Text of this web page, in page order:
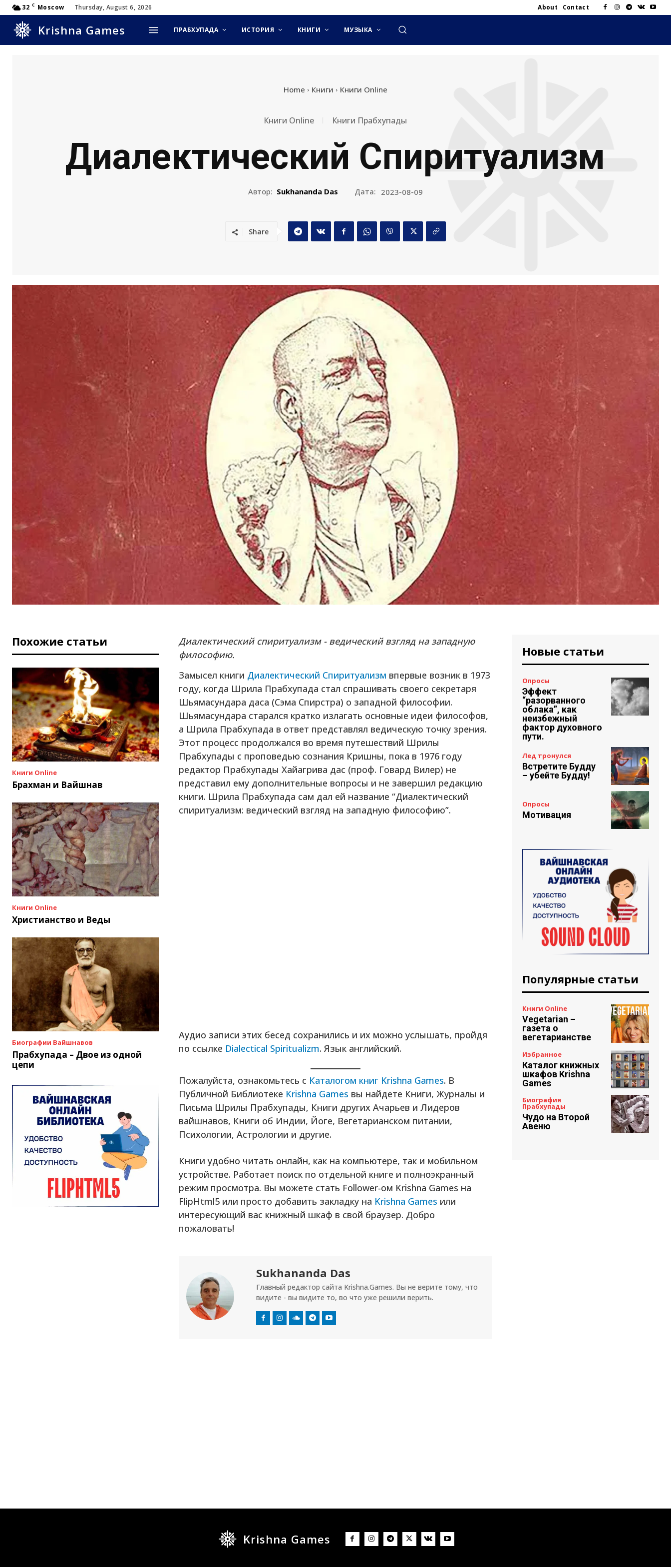
32 C Moscow Thursday, August 6, 2026 About Contact
Krishna Games ПРАБХУПАДА ИСТОРИЯ КНИГИ МУЗЫКА
Home Книги Книги Online
Книги Online Книги Прабхупады
Диалектический Спиритуализм
Автор: Sukhananda Das Дата: 2023-08-09
Share
Похожие статьи
Книги Online
Брахман и Вайшнав
Книги Online
Христианство и Веды
Биографии Вайшнавов
Прабхупада – Двое из одной
цепи
Диалектический спиритуализм - ведический взгляд на западную
философию.
Замысел книги Диалектический Спиритуализм впервые возник в 1973
году, когда Шрила Прабхупада стал спрашивать своего секретаря
Шьямасундара даса (Сэма Спирстра) о западной философии.
Шьямасундара старался кратко излагать основные идеи философов,
а Шрила Прабхупада в ответ представлял ведическую точку зрения.
Этот процесс продолжался во время путешествий Шрилы
Прабхупады с проповедью сознания Кришны, пока в 1976 году
редактор Прабхупады Хайагрива дас (проф. Говард Вилер) не
представил ему дополнительные вопросы и не завершил редакцию
книги. Шрила Прабхупада сам дал ей название “Диалектический
спиритуализм: ведический взгляд на западную философию”.
Аудио записи этих бесед сохранились и их можно услышать, пройдя
по ссылке Dialectical Spiritualizm. Язык английский.
Пожалуйста, ознакомьтесь с Каталогом книг Krishna Games. В
Публичной Библиотеке Krishna Games вы найдете Книги, Журналы и
Письма Шрилы Прабхупады, Книги других Ачарьев и Лидеров
вайшнавов, Книги об Индии, Йоге, Вегетарианском питании,
Психологии, Астрологии и другие.
Книги удобно читать онлайн, как на компьютере, так и мобильном
устройстве. Работает поиск по отдельной книге и полноэкранный
режим просмотра. Вы можете стать Follower-ом Krishna Games на
FlipHtml5 или просто добавить закладку на Krishna Games или
интересующий вас книжный шкаф в свой браузер. Добро
пожаловать!
Sukhananda Das
Главный редактор сайта Krishna.Games. Вы не верите тому, что
видите - вы видите то, во что уже решили верить.
Новые статьи
Опросы
Эффект
“разорванного
облака”, как
неизбежный
фактор духовного
пути.
Лед тронулся
Встретите Будду
– убейте Будду!
Опросы
Мотивация
Популярные статьи
Книги Online
Vegetarian –
газета о
вегетарианстве
Избранное
Каталог книжных
шкафов Krishna
Games
Биография
Прабхупады
Чудо на Второй
Авеню
Krishna Games